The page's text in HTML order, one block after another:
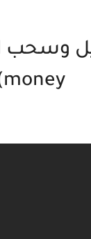
money) الى زين كاش (zain cash)